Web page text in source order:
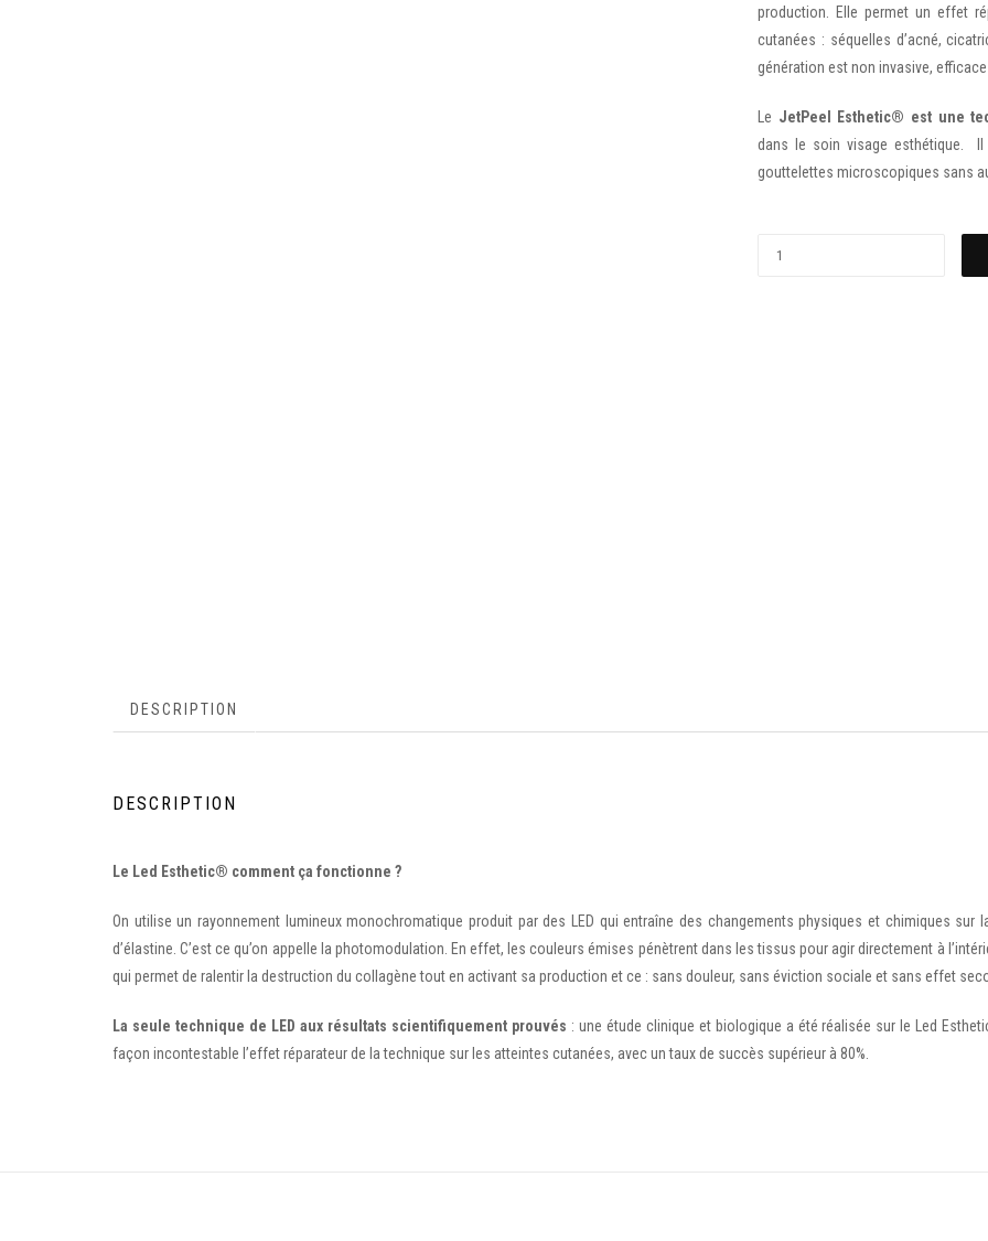
production. Elle permet un effet
cutanées : séquelles d’acné,
génération est non invasive,
Le JetPeel Esthetic® est une
dans le soin visage esthétique.
gouttelettes microscopiques sans
DESCRIPTION
DESCRIPTION
Le Led Esthetic® comment ça fonctionne ?
On utilise un rayonnement lumineux monochromatique produit par des LED qui entraîne des changements physiques et chimiques
d’élastine. C’est ce qu’on appelle la photomodulation. En effet, les couleurs émises pénètrent dans les tissus pour agir directement à
qui permet de ralentir la destruction du collagène tout en activant sa production et ce : sans douleur, sans éviction sociale et sans effet
La seule technique de LED aux résultats scientifiquement prouvés : une étude clinique et biologique a été réalisée sur le Led
façon incontestable l’effet réparateur de la technique sur les atteintes cutanées, avec un taux de succès supérieur à 80%.